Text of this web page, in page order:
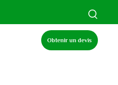
Obtenir un devis